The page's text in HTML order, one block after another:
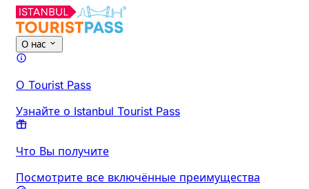
О нас
О Tourist Pass
Узнайте о Istanbul Tourist Pass
Что Вы получите
Посмотрите все включённые преимущества